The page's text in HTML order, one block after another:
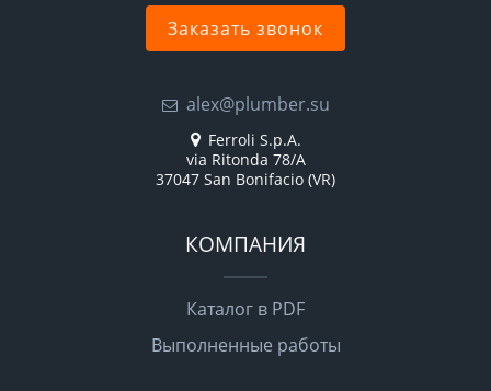
Заказать звонок
alex@plumber.su
Ferroli S.p.A.
via Ritonda 78/A
37047 San Bonifacio (VR)
КОМПАНИЯ
Каталог в PDF
Выполненные работы